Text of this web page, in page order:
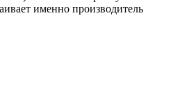
именно производитель